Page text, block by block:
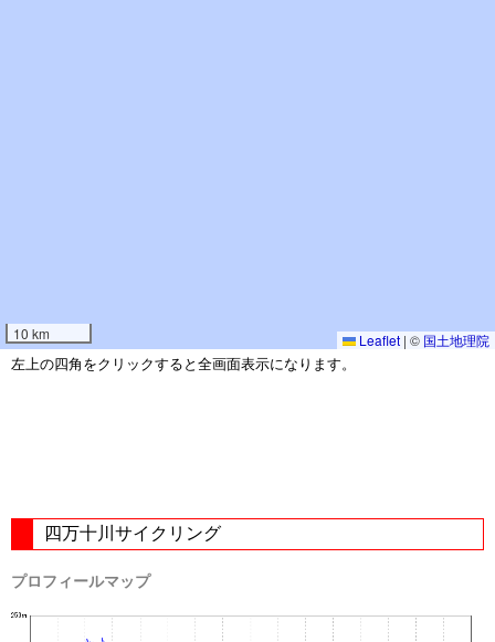
10 km Leaflet | © 国土地理院
左上の四角をクリックすると全画面表示になります。
四万十川サイクリング
プロフィールマップ